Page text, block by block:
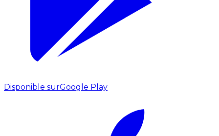
Disponible surGoogle Play